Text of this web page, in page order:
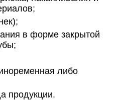
в форме закрытой
либо
продукции.